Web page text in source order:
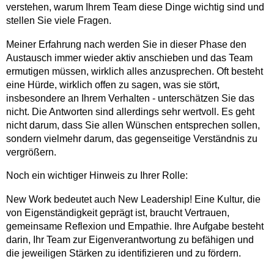
verstehen, warum Ihrem Team diese Dinge wichtig sind und
stellen Sie viele Fragen.
Meiner Erfahrung nach werden Sie in dieser Phase den
Austausch immer wieder aktiv anschieben und das Team
ermutigen müssen, wirklich alles anzusprechen. Oft besteht
eine Hürde, wirklich offen zu sagen, was sie stört,
insbesondere an Ihrem Verhalten - unterschätzen Sie das
nicht. Die Antworten sind allerdings sehr wertvoll. Es geht
nicht darum, dass Sie allen Wünschen entsprechen sollen,
sondern vielmehr darum, das gegenseitige Verständnis zu
vergrößern.
Noch ein wichtiger Hinweis zu Ihrer Rolle:
New Work bedeutet auch New Leadership! Eine Kultur, die
von Eigenständigkeit geprägt ist, braucht Vertrauen,
gemeinsame Reflexion und Empathie. Ihre Aufgabe besteht
darin, Ihr Team zur Eigenverantwortung zu befähigen und
die jeweiligen Stärken zu identifizieren und zu fördern.